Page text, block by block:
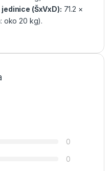
(ŠxVxD): 71.2 ×
oko 20 kg).
0
0